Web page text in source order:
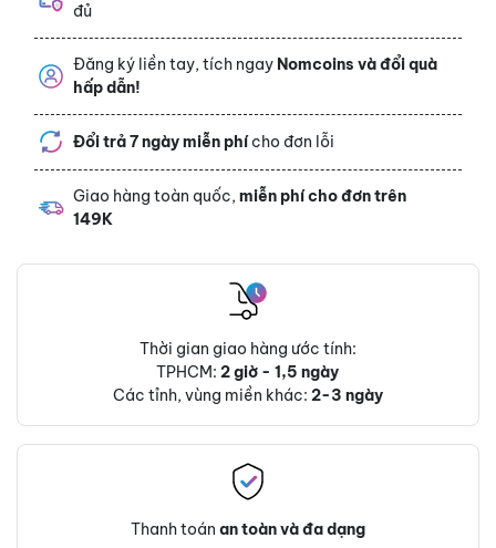
đủ
Đăng ký liền tay, tích ngay Nomcoins và đổi quà
hấp dẫn!
Đổi trả 7 ngày miễn phícho đơn lỗi
Giao hàng toàn quốc,miễn phí cho đơn trên
149K
Thời gian giao hàng ước tính:
TPHCM:2 giờ - 1,5 ngày
Các tỉnh, vùng miền khác: 2-3 ngày
Thanh toán an toàn và đa dạng